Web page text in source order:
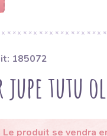
185072
jupe tutu
Le produit se vendra